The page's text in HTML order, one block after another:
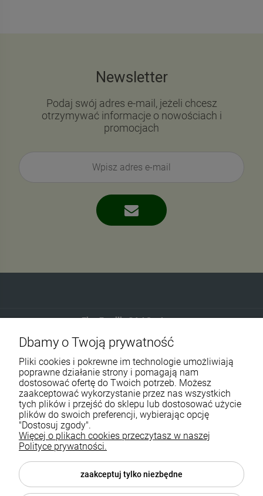
Newsletter
Podaj swój adres e-mail, jeżeli chcesz
otrzymywać informacje o nowościach i
promocjach
Eko-Familia GAJ Sp.Jawna
Gdańska 60
90-616 Łódź
790 727 174
sklep@eko-familia.pl
Informacje o sklepie
Suplementy diety
Popularne kategorie
Zasubskrybuj nasz newsletter
i otrzymaj5% rabatu na zakupy.
Twój email
Dbamy o Twoją prywatność
Pliki cookies i pokrewne im technologie umożliwiają
poprawne działanie strony i pomagają nam
dostosować ofertę do Twoich potrzeb. Możesz
zaakceptować wykorzystanie przez nas wszystkich
tych plików i przejść do sklepu lub dostosować użycie
plików do swoich preferencji, wybierając opcję
"Dostosuj zgody".
Więcej o plikach cookies przeczytasz w naszej
Polityce prywatności.
zaakceptuj tylko niezbędne